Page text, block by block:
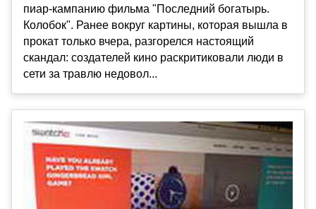
пиар-кампанию фильма "Последний богатырь.
Колобок". Ранее вокруг картины, которая вышла в
прокат только вчера, разгорелся настоящий
скандал: создателей кино раскритиковали люди в
сети за травлю недовол...